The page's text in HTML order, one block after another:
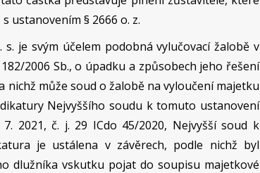
ustanovením § 2666 o. z.
je svým účelem podobná vylučovací žalobě v
2006 Sb., o úpadku a způsobech jeho řešení
může soud o žalobě na vyloučení majetku
Nejvyššího soudu k tomuto ustanovení
2021, č. j. 29 ICdo 45/2020, Nejvyšší soud k
je ustálena v závěrech, podle nichž byl
dlužníka vskutku pojat do soupisu majetkové